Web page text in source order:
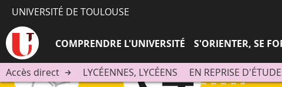
UNIVERSITÉ DE TOULOUSE
COMPRENDRE L'UNIVERSITÉ S'ORIENTER, SE
Accès direct LYCÉENNES, LYCÉENS EN REPRISE